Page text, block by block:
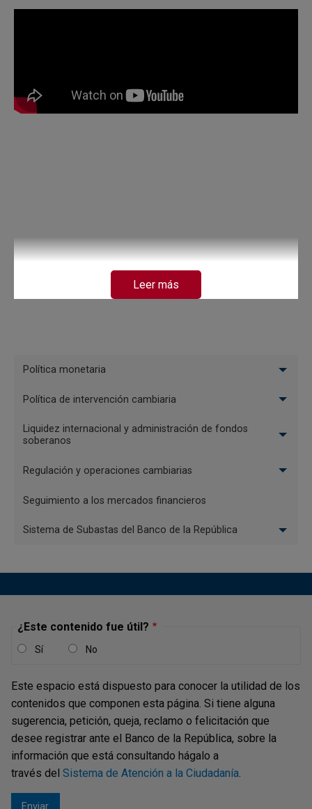
Leer más
Menu
monetaria
Política monetaria
Política de intervención cambiaria
Liquidez internacional y administración de fondos
soberanos
Regulación y operaciones cambiarias
Seguimiento a los mercados financieros
Sistema de Subastas del Banco de la República
¿Este contenido fue útil?
Sí No
Este espacio está dispuesto para conocer la utilidad de los
contenidos que componen esta página. Si tiene alguna
sugerencia, petición, queja, reclamo o felicitación que
desee registrar ante el Banco de la República, sobre la
información que está consultando hágalo a
través del Sistema de Atención a la Ciudadanía.